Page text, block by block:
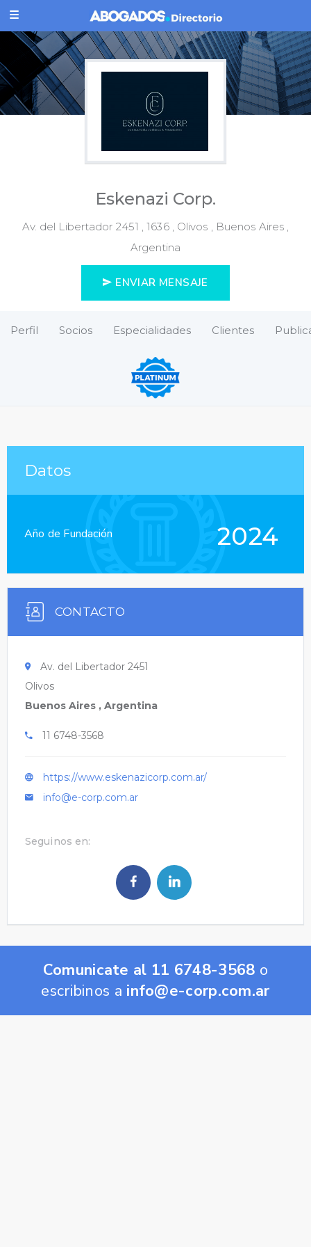
Eskenazi Corp.
Av. del Libertador 2451 , 1636 , Olivos , Buenos Aires ,
Argentina
ENVIAR MENSAJE
Perfil Socios Especialidades Clientes
Datos
Año de Fundación 2024
CONTACTO
Av. del Libertador 2451
Olivos
Buenos Aires , Argentina
11 6748-3568
https://www.eskenazicorp.com.ar/
info@e-corp.com.ar
Seguinos en:
Comunicate al 11 6748-3568 o
escribinos a info@e-corp.com.ar